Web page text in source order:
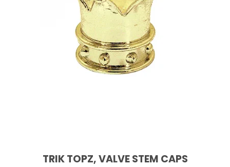
TRIK TOPZ, VALVE STEM CAPS